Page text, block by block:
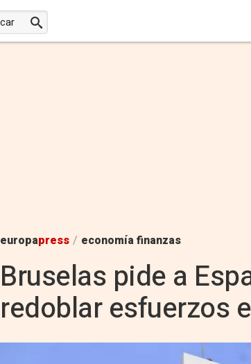
europapress / economía finanzas
Bruselas pide a
redoblar esfuerzos